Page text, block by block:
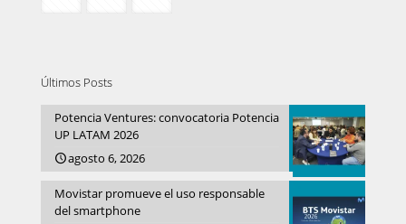
Últimos Posts
Potencia Ventures: convocatoria Potencia
UP LATAM 2026
agosto 6, 2026
Movistar promueve el uso responsable
del smartphone